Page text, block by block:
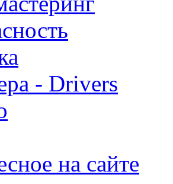
- Drivers
на сайте